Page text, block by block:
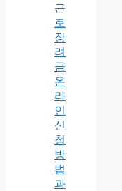
근
로
장
려
금
온
라
인
신
청
방
법
과